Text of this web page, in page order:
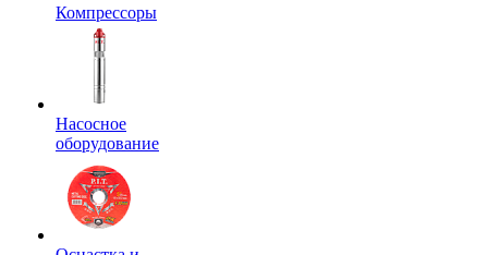
Компрессоры
Насосное
оборудование